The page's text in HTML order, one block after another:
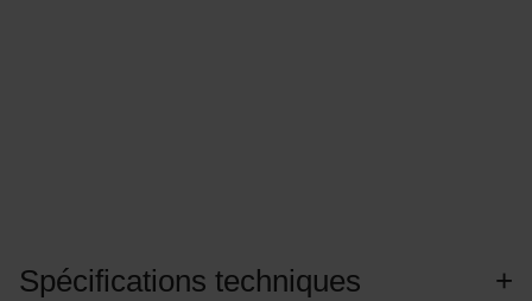
Spécifications techniques